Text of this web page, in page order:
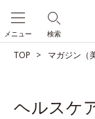
検索
メニュー
TOP マガジン（
ヘルスケ